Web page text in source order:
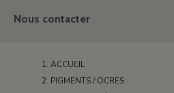
Nous contacter
ACCUEIL
PIGMENTS / OCRES